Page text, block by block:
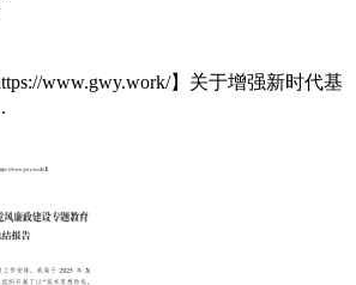
www.gwy.work/】关于增强新时代基